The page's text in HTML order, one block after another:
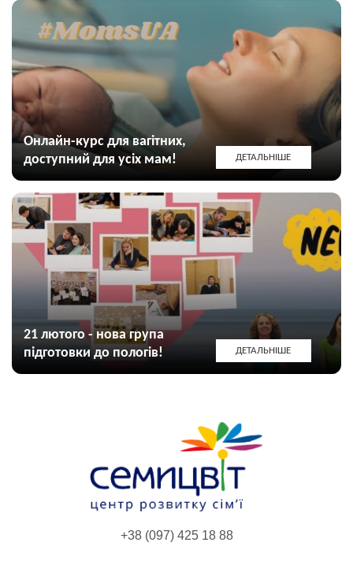
Онлайн-курс для вагітних,
доступний для усіх мам!
ДЕТАЛЬНІШЕ
21 лютого - нова група
підготовки до пологів!
ДЕТАЛЬНІШЕ
+38 (097) 425 18 88